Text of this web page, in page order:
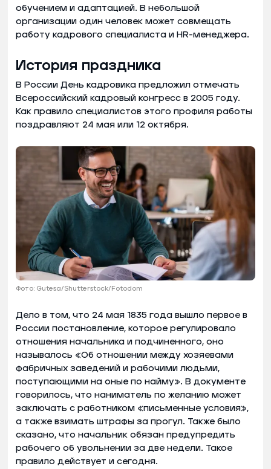
обучением и адаптацией. В небольшой
организации один человек может совмещать
работу кадрового специалиста и HR-менеджера.
История праздника
В России День кадровика предложил отмечать
Всероссийский кадровый конгресс в 2005 году.
Как правило специалистов этого профиля работы
поздравляют 24 мая или 12 октября.
Фото: Gutesa/Shutterstock/Fotodom
Дело в том, что 24 мая 1835 года вышло первое в
России постановление, которое регулировало
отношения начальника и подчиненного, оно
называлось «Об отношении между хозяевами
фабричных заведений и рабочими людьми,
поступающими на оные по найму». В документе
говорилось, что наниматель по желанию может
заключать с работником «письменные условия»,
а также взимать штрафы за прогул. Также было
сказано, что начальник обязан предупредить
рабочего об увольнении за две недели. Такое
правило действует и сегодня.